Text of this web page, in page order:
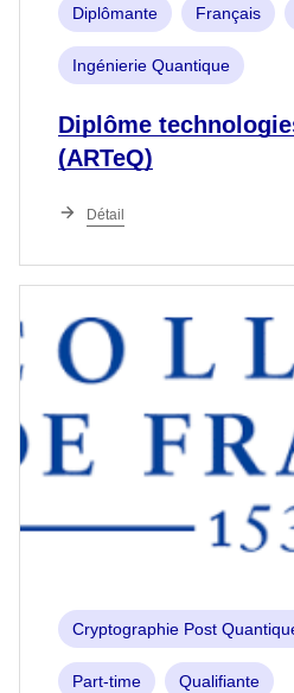
Diplômante Français
Ingénierie Quantique
Diplôme
(ARTeQ)
Détail
Cryptographie Post
Part-time Qualifiante